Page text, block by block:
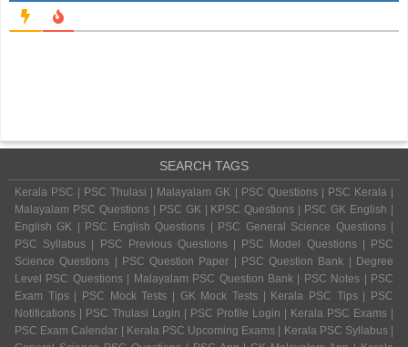
SEARCH TAGS
Kerala PSC | PSC Thulasi | Malayalam GK | PSC Questions | PSC Kerala |
Malayalam PSC Questions | PSC GK | KPSC Questions | PSC GK English |
English GK | PSC English Questions | PSC General Science Questions |
PSC Syllabus | PSC Previous Questions | PSC Model Questions | PSC
Science Questions | PSC Question Paper | PSC Question Bank | Degree
Level PSC Questions | Malayalam PSC Question Bank | PSC Notes | PSC
Exam Tips | PSC Mock Tests | GK Mock Tests | Kerala PSC Tips | PSC
Notifications | PSC Thulasi Login | PSC Profile Login | Kerala PSC Exams |
PSC Exam Calendar | Kerala PSC Upcoming Exams | Kerala PSC Syllabus |